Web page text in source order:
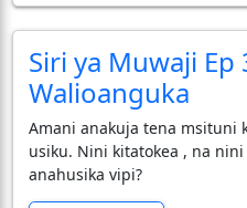
Siri ya Muwaji Ep
Walioanguka
Amani anakuja tena msituni
usiku. Nini kitatokea , na
anahusika vipi?